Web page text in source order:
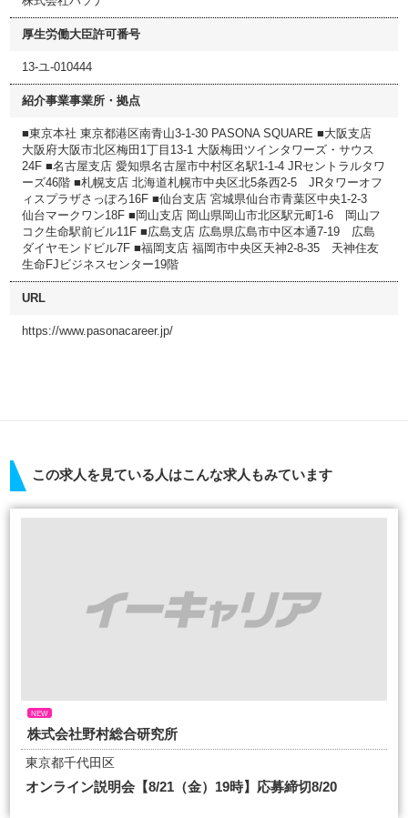
厚生労働大臣許可番号
13-ユ-010444
紹介事業事業所・拠点
■東京本社 東京都港区南青山3-1-30 PASONA SQUARE ■大阪支店
大阪府大阪市北区梅田1丁目13-1 大阪梅田ツインタワーズ・サウス
24F ■名古屋支店 愛知県名古屋市中村区名駅1-1-4 JRセントラルタワ
ーズ46階 ■札幌支店 北海道札幌市中央区北5条西2-5 JRタワーオフ
ィスプラザさっぽろ16F ■仙台支店 宮城県仙台市青葉区中央1-2-3
仙台マークワン18F ■岡山支店 岡山県岡山市北区駅元町1-6 岡山フ
コク生命駅前ビル11F ■広島支店 広島県広島市中区本通7-19 広島
ダイヤモンドビル7F ■福岡支店 福岡市中央区天神2-8-35 天神住友
生命FJビジネスセンター19階
URL
https://www.pasonacareer.jp/
この求人を見ている人はこんな求人もみています
NEW
株式会社野村総合研究所
東京都千代田区
オンライン説明会【8/21（金）19時】応募締切8/20